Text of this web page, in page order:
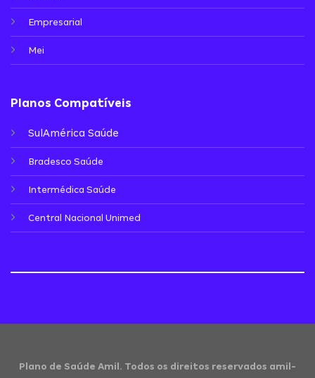
Empresarial
Mei
Planos Compatíveis
SulAmérica Saúde
Bradesco Saúde
Intermédica Saúde
Central Nacional Unimed
Plano de Saúde Amil. Todos os direitos reservados amil-